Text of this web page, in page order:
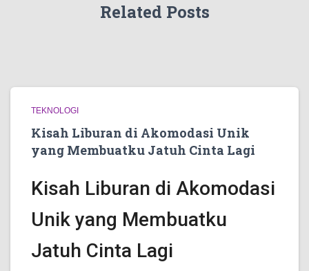
Related Posts
TEKNOLOGI
Kisah Liburan di Akomodasi Unik
yang Membuatku Jatuh Cinta Lagi
Kisah Liburan di Akomodasi
Unik yang Membuatku
Jatuh Cinta Lagi